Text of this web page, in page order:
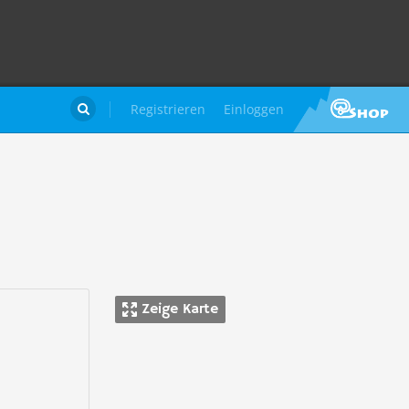
Registrieren Einloggen

Zeige Karte